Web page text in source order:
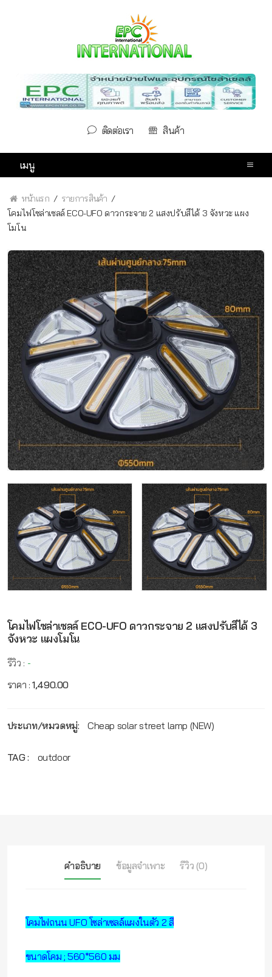
ติดต่อเรา สินค้า
เมนู
หน้าแรก รายการสินค้า
โคมไฟโซล่าเซลล์ ECO-UFO ดาวกระจาย 2 แสงปรับสีได้ 3 จังหวะ แผง
โมโน
โคมไฟโซล่าเซลล์ ECO-UFO ดาวกระจาย 2 แสงปรับสีได้ 3
จังหวะ แผงโมโน
รีวิว : -
ราคา :1,490.00
ประเภท/หมวดหมู่: Cheap solar street lamp (NEW)
TAG : outdoor
คำอธิบาย ข้อมูลจำเพาะ รีวิว (0)
โคมไฟถนน UFO โซล่าเซลล์แผงในตัว 2 สี
ขนาดโคม ; 560*560 มม